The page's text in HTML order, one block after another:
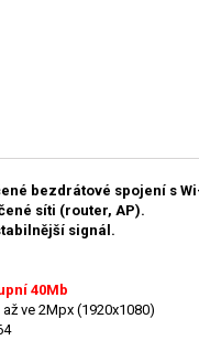
bezdrátové spojení s
síti (router, AP).
signál.
40Mb
ve 2Mpx (1920x1080)